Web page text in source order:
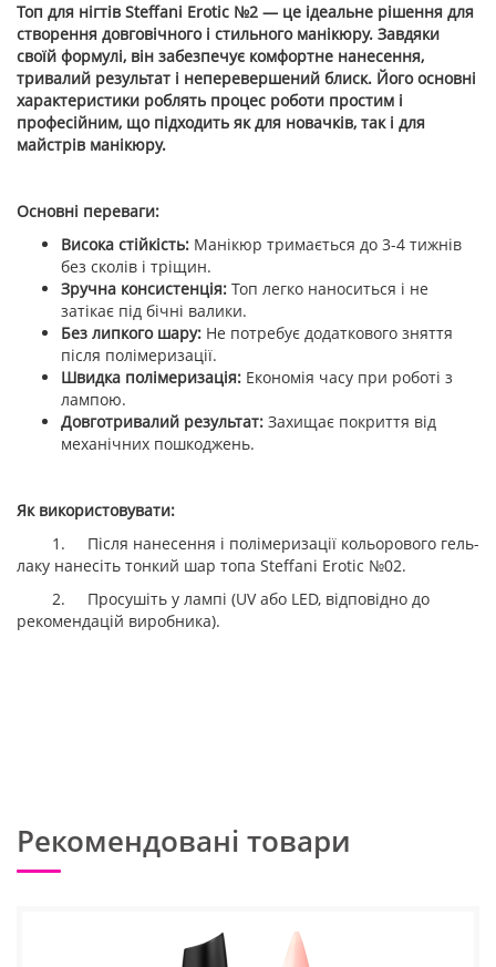
Топ для нігтів Steffani Erotic №2 — це ідеальне рішення для
створення довговічного і стильного манікюру. Завдяки
своїй формулі, він забезпечує комфортне нанесення,
тривалий результат і неперевершений блиск. Його основні
характеристики роблять процес роботи простим і
професійним, що підходить як для новачків, так і для
майстрів манікюру.
Основні переваги:
Висока стійкість: Манікюр тримається до 3-4 тижнів
без сколів і тріщин.
Зручна консистенція: Топ легко наноситься і не
затікає під бічні валики.
Без липкого шару: Не потребує додаткового зняття
після полімеризації.
Швидка полімеризація: Економія часу при роботі з
лампою.
Довготривалий результат: Захищає покриття від
механічних пошкоджень.
Як використовувати:
1.
Після нанесення і полімеризації кольорового гель-
лаку нанесіть тонкий шар топа Steffani Erotic №02.
2.
Просушіть у лампі (UV або LED, відповідно до
рекомендацій виробника).
Рекомендовані товари